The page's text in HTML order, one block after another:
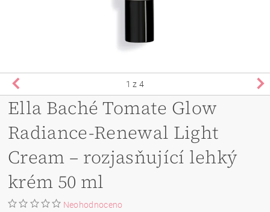
1 z 4
Ella Baché Tomate Glow
Radiance-Renewal Light
Cream – rozjasňující lehký
krém 50 ml
Neohodnoceno